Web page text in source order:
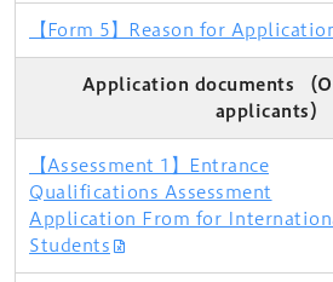
【Form 5】Reason for
Application documents （
applicants）
【Assessment 1】Entrance
Qualifications Assessment
Application From for
Students